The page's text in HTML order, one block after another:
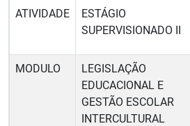
ATIVIDADE
ESTÁGIO
SUPERVISIONADO II
MODULO
LEGISLAÇÃO
EDUCACIONAL E
GESTÃO ESCOLAR
INTERCULTURAL